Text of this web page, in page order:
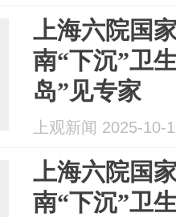
上海六院国
南“下沉”卫
岛”见专家
上观新闻 2025-10-
上海六院国
南“下沉”卫